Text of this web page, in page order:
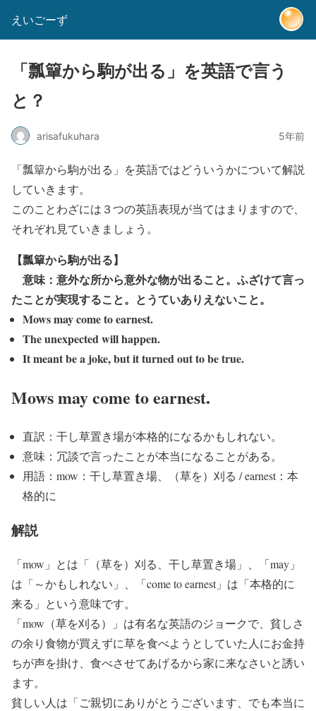
えいごーず
「瓢簞から駒が出る」を英語で言う
と？
arisafukuhara 5年前
「瓢簞から駒が出る 」を英語ではどういうかについて解説
していきます。
このことわざには３つの英語表現が当てはまりますので、
それぞれ見ていきましょう。
【瓢簞から駒が出る】
意味：意外な所から意外な物が出ること。ふざけて言っ
たことが実現すること。とうていありえないこと。
Mows may come to earnest.
The unexpected will happen.
It meant be a joke, but it turned out to be true.
Mows may come to earnest.
直訳：干し草置き場が本格的になるかもしれない。
意味：冗談で言ったことが本当になることがある。
用語：mow：干し草置き場、（草を）刈る / earnest：本
格的に
解説
「mow」とは「（草を）刈る、干し草置き場」、「may」
は「～かもしれない」、「come to earnest」は「本格的に
来る」という意味です。
「mow（草を刈る）」は有名な英語のジョークで、貧しさ
の余り食物が買えずに草を食べようとしていた人にお金持
ちが声を掛け、食べさせてあげるから家に来なさいと誘い
ます。
貧しい人は「ご親切にありがとうございます、でも本当に